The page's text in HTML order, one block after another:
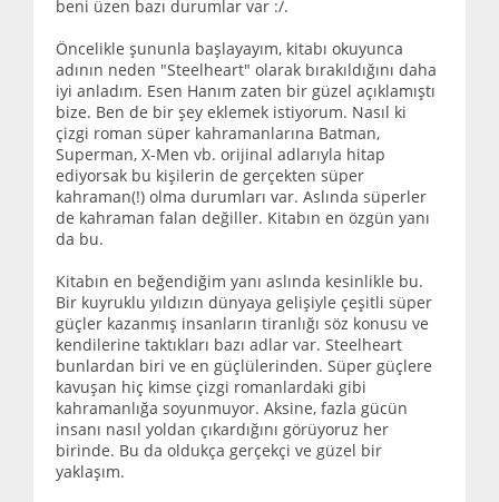
beni üzen bazı durumlar var :/.
Öncelikle şununla başlayayım, kitabı okuyunca
adının neden "Steelheart" olarak bırakıldığını daha
iyi anladım. Esen Hanım zaten bir güzel açıklamıştı
bize. Ben de bir şey eklemek istiyorum. Nasıl ki
çizgi roman süper kahramanlarına Batman,
Superman, X-Men vb. orijinal adlarıyla hitap
ediyorsak bu kişilerin de gerçekten süper
kahraman(!) olma durumları var. Aslında süperler
de kahraman falan değiller. Kitabın en özgün yanı
da bu.
Kitabın en beğendiğim yanı aslında kesinlikle bu.
Bir kuyruklu yıldızın dünyaya gelişiyle çeşitli süper
güçler kazanmış insanların tiranlığı söz konusu ve
kendilerine taktıkları bazı adlar var. Steelheart
bunlardan biri ve en güçlülerinden. Süper güçlere
kavuşan hiç kimse çizgi romanlardaki gibi
kahramanlığa soyunmuyor. Aksine, fazla gücün
insanı nasıl yoldan çıkardığını görüyoruz her
birinde. Bu da oldukça gerçekçi ve güzel bir
yaklaşım.